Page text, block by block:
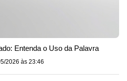
Entenda o Uso da Palavra
2026 às 23:46